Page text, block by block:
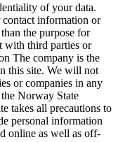
of your data.
information or
the purpose for
with third parties or
The company is the
this site. We will not
or companies in any
Norway State
takes all precautions to
personal information
online as well as off-